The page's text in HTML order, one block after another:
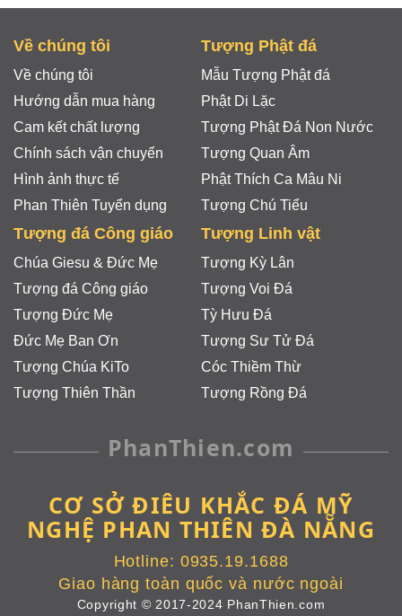
Về chúng tôi
Về chúng tôi
Hướng dẫn mua hàng
Cam kết chất lượng
Chính sách vận chuyển
Hình ảnh thực tế
Phan Thiên Tuyển dụng
Tượng Phật đá
Mẫu Tượng Phật đá
Phật Di Lặc
Tượng Phật Đá Non Nước
Tượng Quan Âm
Phật Thích Ca Mâu Ni
Tượng Chú Tiểu
Tượng đá Công giáo
Chúa Giesu & Đức Mẹ
Tượng đá Công giáo
Tượng Đức Mẹ
Đức Mẹ Ban Ơn
Tượng Chúa KiTo
Tượng Thiên Thần
Tượng Linh vật
Tượng Kỳ Lân
Tượng Voi Đá
Tỳ Hưu Đá
Tượng Sư Tử Đá
Cóc Thiềm Thừ
Tượng Rồng Đá
PhanThien.com
CƠ SỞ ĐIÊU KHẮC ĐÁ MỸ
NGHỆ PHAN THIÊN ĐÀ NẴNG
Hotline: 0935.19.1688
Giao hàng toàn quốc và nước ngoài
Copyright © 2017-2024 PhanThien.com